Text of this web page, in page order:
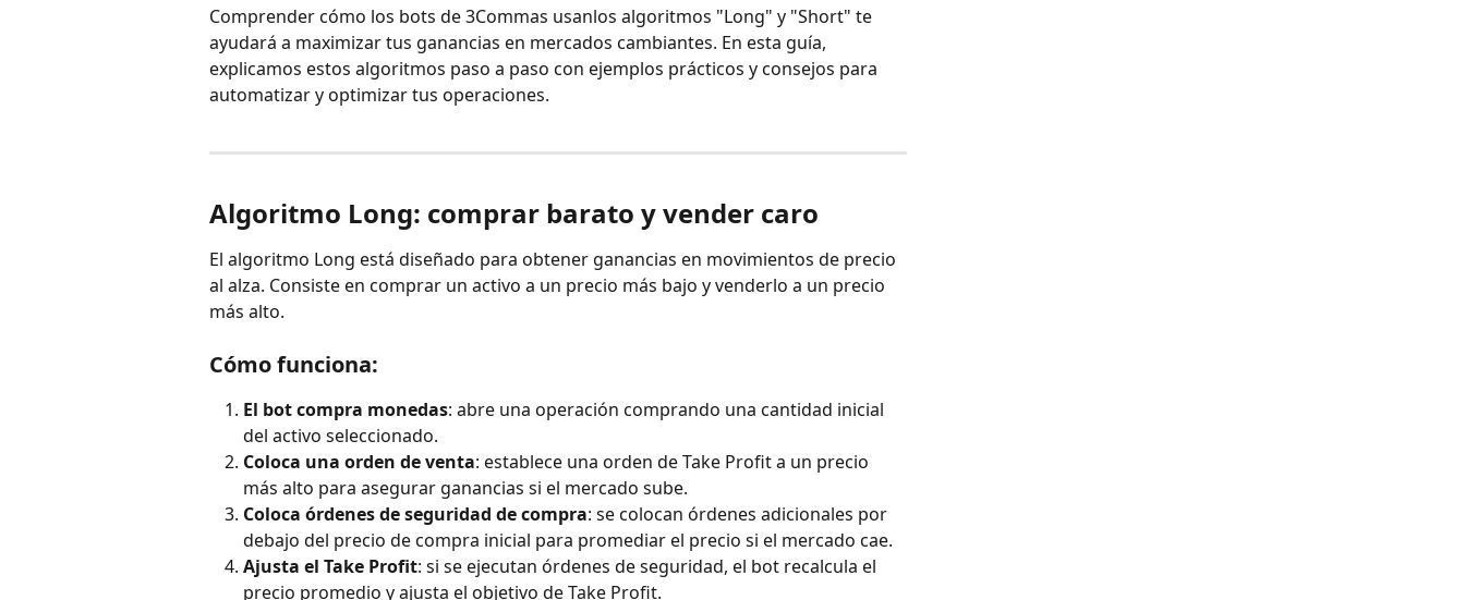
Comprender cómo los bots de 3Commas usanlos algoritmos "Long" y "Short" te
ayudará a maximizar tus ganancias en mercados cambiantes. En esta guía,
explicamos estos algoritmos paso a paso con ejemplos prácticos y consejos para
automatizar y optimizar tus operaciones.
Algoritmo Long: comprar barato y vender caro
El algoritmo Long está diseñado para obtener ganancias en movimientos de precio
al alza. Consiste en comprar un activo a un precio más bajo y venderlo a un precio
más alto.
Cómo funciona:
El bot compra monedas: abre una operación comprando una cantidad inicial
del activo seleccionado.
Coloca una orden de venta: establece una orden de Take Profit a un precio
más alto para asegurar ganancias si el mercado sube.
Coloca órdenes de seguridad de compra: se colocan órdenes adicionales por
debajo del precio de compra inicial para promediar el precio si el mercado cae.
Ajusta el Take Profit: si se ejecutan órdenes de seguridad, el bot recalcula el
precio promedio y ajusta el objetivo de Take Profit.